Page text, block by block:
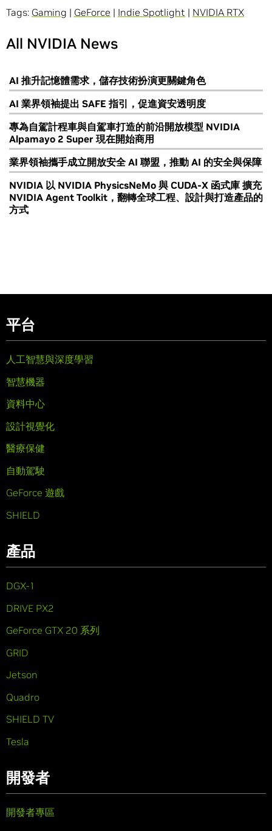
Tags: Gaming | GeForce | Indie Spotlight | NVIDIA RTX
All NVIDIA News
AI 推升記憶體需求，儲存技術扮演更關鍵角色
AI 業界領袖提出 SAFE 指引，促進資安透明度
專為自駕計程車與自駕車打造的前沿開放模型 NVIDIA
Alpamayo 2 Super 現在開始商用
業界領袖攜手成立開放安全 AI 聯盟，推動 AI 的安全與保障
NVIDIA 以 NVIDIA PhysicsNeMo 與 CUDA-X 函式庫 擴充
NVIDIA Agent Toolkit，翻轉全球工程、設計與打造產品的
方式
平台
人工智慧與深度學習
智慧機器
資料中心
設計視覺化
醫療保健
自動駕駛
GeForce 遊戲
SHIELD
產品
DGX-1
DRIVE PX2
GeForce GTX 20 系列
GRID
Jetson
Quadro
SHIELD TV
Tesla
開發者
開發者專區